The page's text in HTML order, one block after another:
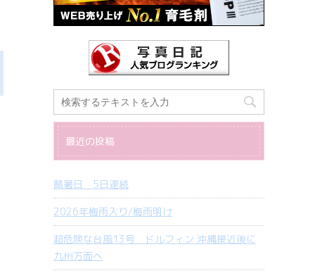
最近の投稿
酷暑日 5日連続
2026年梅雨入り/梅雨明け
超危険な台風13号 ドルフィン 沖縄接近後に
九州方面へ